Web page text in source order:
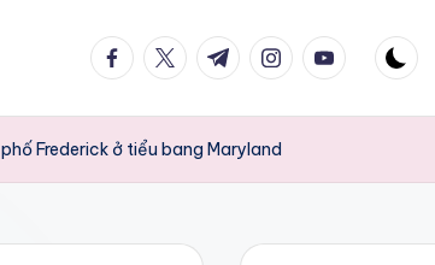
facebook.com
twitter.com
t.me instagram.com
youtube.com
Frederick ở tiểu bang Maryland